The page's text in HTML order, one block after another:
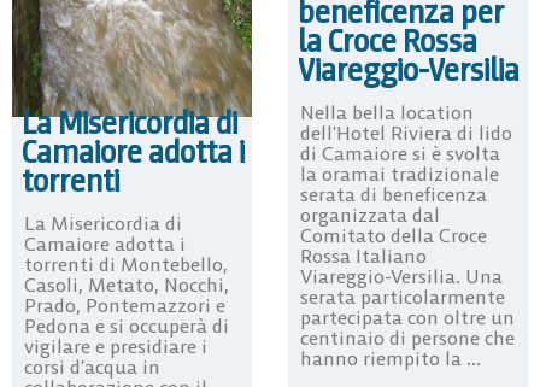
La Misericordia di
Camaiore adotta i
torrenti
La Misericordia di
Camaiore adotta i
torrenti di Montebello,
Casoli, Metato, Nocchi,
Prado, Pontemazzori e
Pedona e si occuperà di
vigilare e presidiare i
corsi d’acqua in
beneficenza per
la Croce Rossa
Viareggio-Versilia
Nella bella location
dell’Hotel Riviera di lido
di Camaiore si è svolta
la oramai tradizionale
serata di beneficenza
organizzata dal
Comitato della Croce
Rossa Italiano
Viareggio-Versilia. Una
serata particolarmente
partecipata con oltre un
centinaio di persone che
hanno riempito la ...